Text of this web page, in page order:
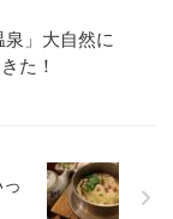
」大自然に
た！